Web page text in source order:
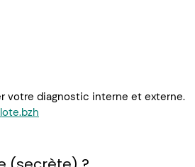
votre diagnostic interne et externe.